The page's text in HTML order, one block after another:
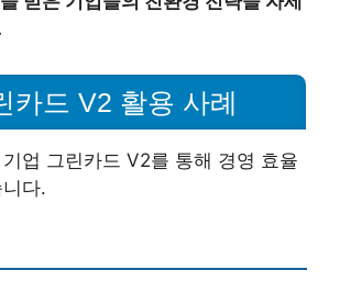
카드 V2 활용 사례
업 그린카드 V2를 통해 경영 효율
다.